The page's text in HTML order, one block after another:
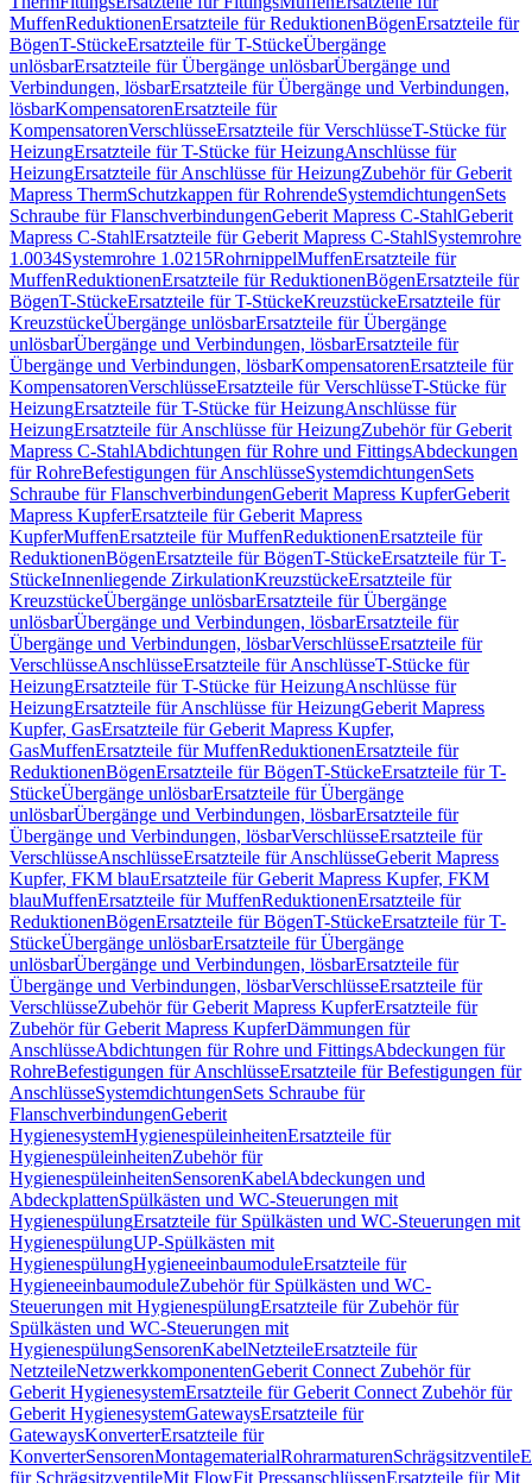
MuffenReduktionenErsatzteile für ReduktionenBögenErsatzteile für
BögenT-StückeErsatzteile für T-StückeÜbergänge
unlösbarErsatzteile für Übergänge unlösbarÜbergänge und
Verbindungen, lösbarErsatzteile für Übergänge und Verbindungen,
lösbarKompensatorenErsatzteile für
KompensatorenVerschlüsseErsatzteile für VerschlüsseT-Stücke für
HeizungErsatzteile für T-Stücke für HeizungAnschlüsse für
HeizungErsatzteile für Anschlüsse für HeizungZubehör für Geberit
Mapress ThermSchutzkappen für RohrendeSystemdichtungenSets
Schraube für FlanschverbindungenGeberit Mapress C-StahlGeberit
Mapress C-StahlErsatzteile für Geberit Mapress C-StahlSystemrohre
1.0034Systemrohre 1.0215RohrnippelMuffenErsatzteile für
MuffenReduktionenErsatzteile für ReduktionenBögenErsatzteile für
BögenT-StückeErsatzteile für T-StückeKreuzstückeErsatzteile für
KreuzstückeÜbergänge unlösbarErsatzteile für Übergänge
unlösbarÜbergänge und Verbindungen, lösbarErsatzteile für
Übergänge und Verbindungen, lösbarKompensatorenErsatzteile für
KompensatorenVerschlüsseErsatzteile für VerschlüsseT-Stücke für
HeizungErsatzteile für T-Stücke für HeizungAnschlüsse für
HeizungErsatzteile für Anschlüsse für HeizungZubehör für Geberit
Mapress C-StahlAbdichtungen für Rohre und FittingsAbdeckungen
für RohreBefestigungen für AnschlüsseSystemdichtungenSets
Schraube für FlanschverbindungenGeberit Mapress KupferGeberit
Mapress KupferErsatzteile für Geberit Mapress
KupferMuffenErsatzteile für MuffenReduktionenErsatzteile für
ReduktionenBögenErsatzteile für BögenT-StückeErsatzteile für T-
StückeInnenliegende ZirkulationKreuzstückeErsatzteile für
KreuzstückeÜbergänge unlösbarErsatzteile für Übergänge
unlösbarÜbergänge und Verbindungen, lösbarErsatzteile für
Übergänge und Verbindungen, lösbarVerschlüsseErsatzteile für
VerschlüsseAnschlüsseErsatzteile für AnschlüsseT-Stücke für
HeizungErsatzteile für T-Stücke für HeizungAnschlüsse für
HeizungErsatzteile für Anschlüsse für HeizungGeberit Mapress
Kupfer, GasErsatzteile für Geberit Mapress Kupfer,
GasMuffenErsatzteile für MuffenReduktionenErsatzteile für
ReduktionenBögenErsatzteile für BögenT-StückeErsatzteile für T-
StückeÜbergänge unlösbarErsatzteile für Übergänge
unlösbarÜbergänge und Verbindungen, lösbarErsatzteile für
Übergänge und Verbindungen, lösbarVerschlüsseErsatzteile für
VerschlüsseAnschlüsseErsatzteile für AnschlüsseGeberit Mapress
Kupfer, FKM blauErsatzteile für Geberit Mapress Kupfer, FKM
blauMuffenErsatzteile für MuffenReduktionenErsatzteile für
ReduktionenBögenErsatzteile für BögenT-StückeErsatzteile für T-
StückeÜbergänge unlösbarErsatzteile für Übergänge
unlösbarÜbergänge und Verbindungen, lösbarErsatzteile für
Übergänge und Verbindungen, lösbarVerschlüsseErsatzteile für
VerschlüsseZubehör für Geberit Mapress KupferErsatzteile für
Zubehör für Geberit Mapress KupferDämmungen für
AnschlüsseAbdichtungen für Rohre und FittingsAbdeckungen für
RohreBefestigungen für AnschlüsseErsatzteile für Befestigungen für
AnschlüsseSystemdichtungenSets Schraube für
FlanschverbindungenGeberit
HygienesystemHygienespüleinheitenErsatzteile für
HygienespüleinheitenZubehör für
HygienespüleinheitenSensorenKabelAbdeckungen und
AbdeckplattenSpülkästen und WC-Steuerungen mit
HygienespülungErsatzteile für Spülkästen und WC-Steuerungen mit
HygienespülungUP-Spülkästen mit
HygienespülungHygieneeinbaumoduleErsatzteile für
HygieneeinbaumoduleZubehör für Spülkästen und WC-
Steuerungen mit HygienespülungErsatzteile für Zubehör für
Spülkästen und WC-Steuerungen mit
HygienespülungSensorenKabelNetzteileErsatzteile für
NetzteileNetzwerkkomponentenGeberit Connect Zubehör für
Geberit HygienesystemErsatzteile für Geberit Connect Zubehör für
Geberit HygienesystemGatewaysErsatzteile für
GatewaysKonverterErsatzteile für
KonverterSensorenMontagematerialRohrarmaturenSchrägsitzventile
für SchrägsitzventileMit FlowFit PressanschlüssenErsatzteile für Mit